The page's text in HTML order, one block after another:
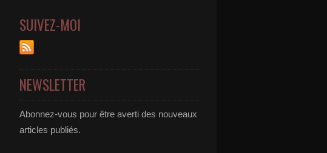
SUIVEZ-MOI
NEWSLETTER
Abonnez-vous pour être averti des nouveaux
articles publiés.